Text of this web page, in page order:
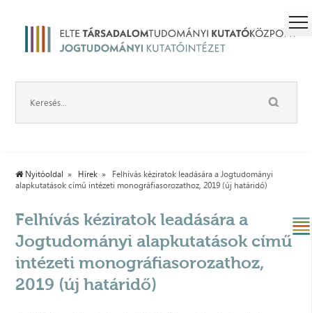
Nyitóoldal Hírek
Felhívás kéziratok leadására a Jogtudományi
alapkutatások című intézeti monográfiasorozathoz, 2019 (új határidő)
Felhívás kéziratok leadására a
Jogtudományi alapkutatások című
intézeti monográfiasorozathoz,
2019 (új határidő)